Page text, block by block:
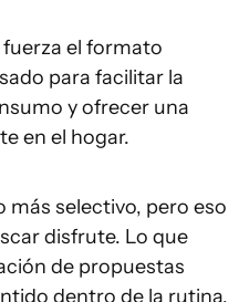
el formato
para facilitar la
y ofrecer una
en el hogar.
más selectivo, pero eso
disfrute. Lo que
de propuestas
dentro de la rutina.